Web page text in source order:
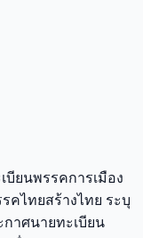
บียนพรรคการเมือง
คไทยสร้างไทย ระบุ
าศนายทะเบียน